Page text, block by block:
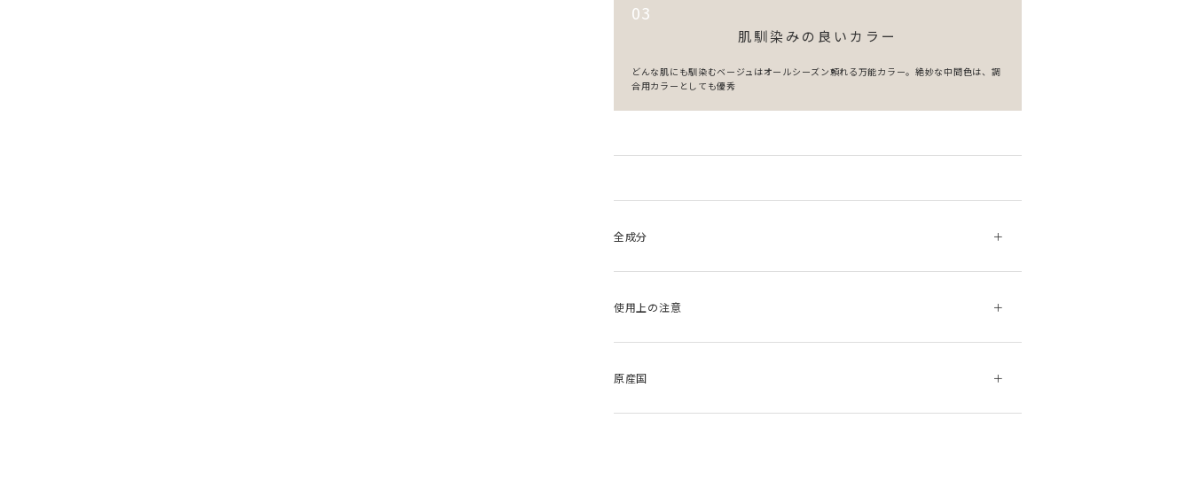
03
肌馴染みの良いカラー
どんな肌にも馴染むベージュはオールシーズン頼れる万能カラー。絶妙な中間色は、調
合用カラーとしても優秀
全成分
使用上の注意
原産国